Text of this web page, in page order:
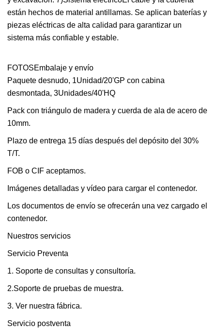
están hechos de material antillamas. Se aplican baterías y
piezas eléctricas de alta calidad para garantizar un
sistema más confiable y estable.
FOTOSEmbalaje y envío
Paquete desnudo, 1Unidad/20'GP con cabina
desmontada, 3Unidades/40'HQ
Pack con triángulo de madera y cuerda de ala de acero de
10mm.
Plazo de entrega 15 días después del depósito del 30%
T/T.
FOB o CIF aceptamos.
Imágenes detalladas y vídeo para cargar el contenedor.
Los documentos de envío se ofrecerán una vez cargado el
contenedor.
Nuestros servicios
Servicio Preventa
1. Soporte de consultas y consultoría.
2.Soporte de pruebas de muestra.
3. Ver nuestra fábrica.
Servicio postventa